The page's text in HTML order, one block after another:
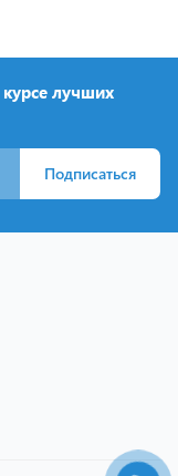
лучших
Подписаться